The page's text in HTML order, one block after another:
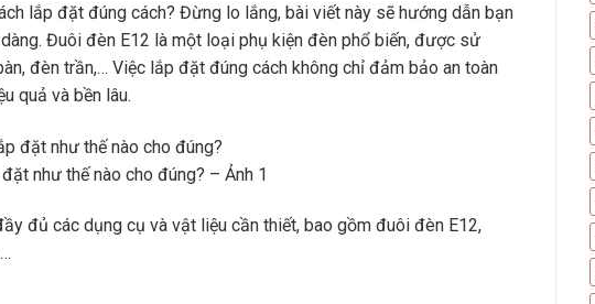
lắp đặt đúng cách? Đừng lo lắng, bài viết này sẽ hướng dẫn bạn
Đuôi đèn E12 là một loại phụ kiện đèn phổ biến, được sử
đèn trần,… Việc lắp đặt đúng cách không chỉ đảm bảo an toàn
quả và bền lâu.
như thế nào cho đúng? – Ảnh 1
đủ các dụng cụ và vật liệu cần thiết, bao gồm đuôi đèn E12,